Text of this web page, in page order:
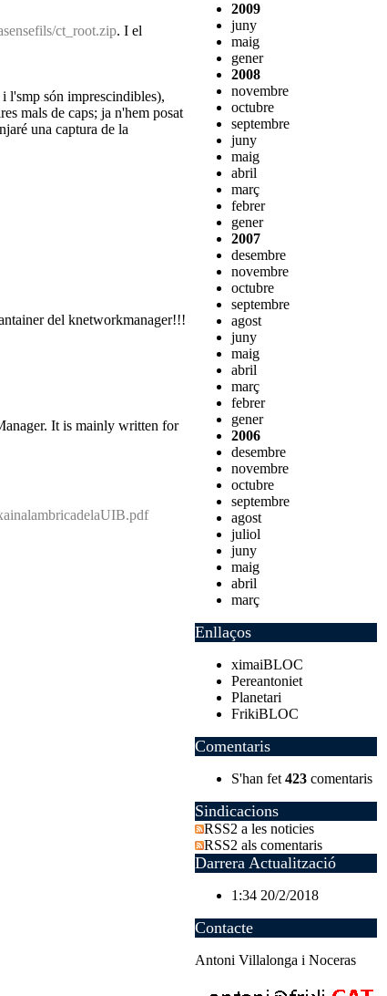
ct_root.zip. I el
l'smp són imprescindibles),
mals de caps; ja n'hem posat
una captura de la
del knetworkmanager!!!
It is mainly written for
2009
juny
maig
gener
2008
novembre
octubre
septembre
juny
maig
abril
març
febrer
gener
2007
desembre
novembre
octubre
septembre
agost
juny
maig
abril
març
febrer
gener
2006
desembre
novembre
octubre
septembre
agost
juliol
juny
maig
abril
març
Enllaços
ximaiBLOC
Pereantoniet
Planetari
FrikiBLOC
Comentaris
S'han fet 423 comentaris
Sindicacions
RSS2 a les noticies
RSS2 als comentaris
Darrera Actualització
1:34 20/2/2018
Contacte
Antoni Villalonga i Noceras